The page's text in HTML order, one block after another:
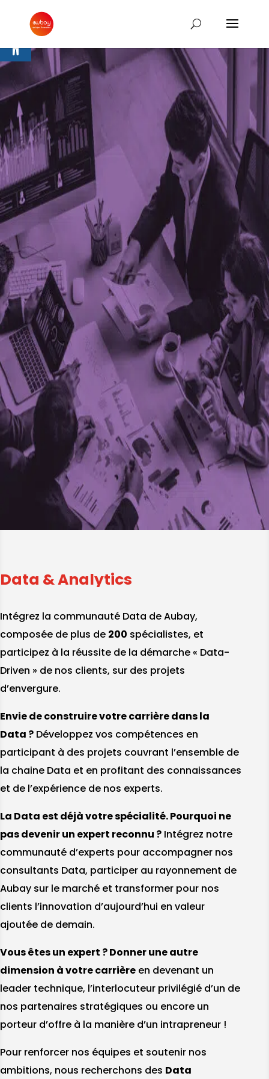
Data & Analytics
Intégrez la communauté Data de Aubay,
composée de plus de 200 spécialistes, et
participez à la réussite de la démarche « Data-
Driven » de nos clients, sur des projets
d’envergure.
Envie de construire votre carrière dans la
Data ? Développez vos compétences en
participant à des projets couvrant l’ensemble de
la chaine Data et en profitant des connaissances
et de l’expérience de nos experts.
La Data est déjà votre spécialité. Pourquoi ne
pas devenir un expert reconnu ? Intégrez notre
communauté d’experts pour accompagner nos
consultants Data, participer au rayonnement de
Aubay sur le marché et transformer pour nos
clients l’innovation d’aujourd’hui en valeur
ajoutée de demain.
Vous êtes un expert ? Donner une autre
dimension à votre carrière en devenant un
leader technique, l’interlocuteur privilégié d’un de
nos partenaires stratégiques ou encore un
porteur d’offre à la manière d’un intrapreneur !
Pour renforcer nos équipes et soutenir nos
ambitions, nous recherchons des Data
Ouvrir la barre d’outils